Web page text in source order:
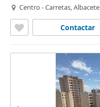
Centro - Carretas, Albacete
Contactar